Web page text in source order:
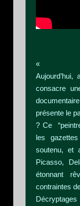
«
consacre
présente le
? Ce
les
soutenu, et
Picasso,
étonnant
contraintes